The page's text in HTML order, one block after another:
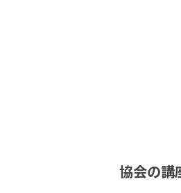
協会の講